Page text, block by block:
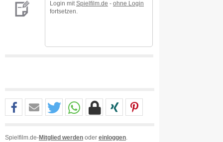
Login mit Spielfilm.de - ohne Login
fortsetzen.
Spielfilm.de-Mitglied werden oder einloggen